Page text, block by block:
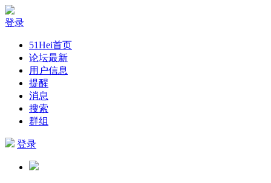
登录
51Hei首页
论坛最新
用户信息
提醒
消息
搜索
群组
登录